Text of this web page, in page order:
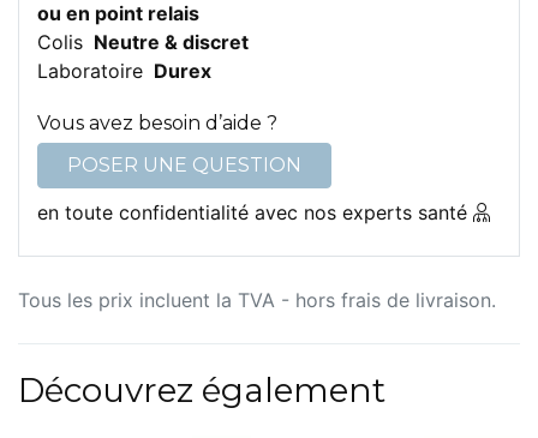
ou en point relais
Colis Neutre & discret
Laboratoire Durex
Vous avez besoin d’aide ?
POSER UNE QUESTION
en toute confidentialité avec nos experts santé
Tous les prix incluent la TVA - hors frais de livraison.
Découvrez également